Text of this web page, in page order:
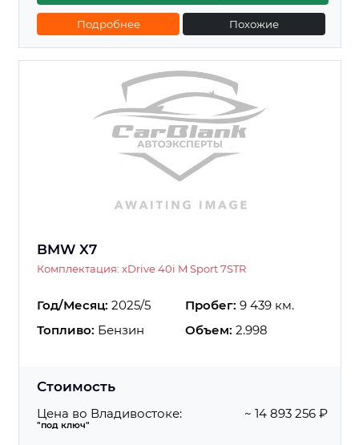
Подробнее Похожие
BMW X7
Комплектация: xDrive 40i M Sport 7STR
Год/Месяц: 2025/5 Пробег: 9 439 км.
Топливо: Бензин Объем: 2.998
Стоимость
Цена во Владивостоке:
"под ключ"
~ 14 893 256 ₽